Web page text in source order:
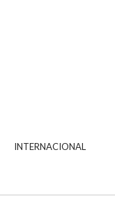
INTERNACIONAL